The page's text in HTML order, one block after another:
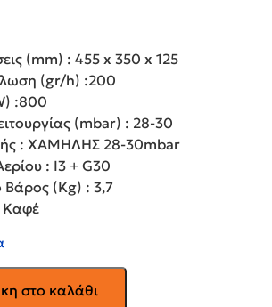
(mm) : 455 x 350 x 125
(gr/h) :200
:800
(mbar) : 28-30
: ΧΑΜΗΛΗΣ 28-30mbar
: I3 + G30
(Kg) : 3,7
στο καλάθι